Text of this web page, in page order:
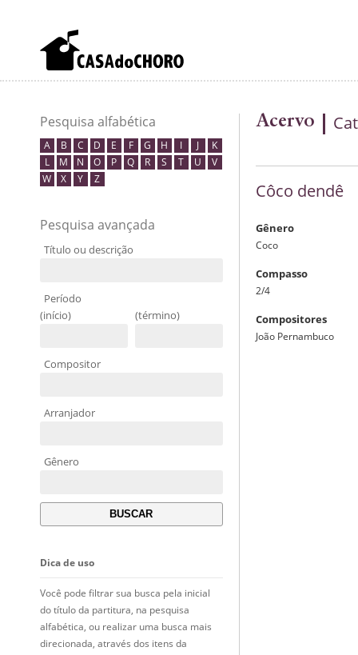
Pesquisa alfabética
A B C D E F G H I J
K
L
M N O P Q R S T U
V
W
X Y Z
Pesquisa avançada
Título ou descrição
Período
(início)
(término)
Compositor
Arranjador
Gênero
Dica de uso
Você pode filtrar sua busca pela inicial
do título da partitura, na pesquisa
alfabética, ou realizar uma busca mais
direcionada, através dos itens da
Acervo
Côco dendê
Gênero
Coco
Compasso
2/4
Compositores
João Pernambuco